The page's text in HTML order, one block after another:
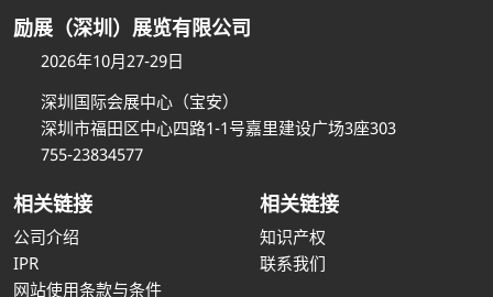
励展（深圳）展览有限公司
2026年10月27-29日
深圳国际会展中心（宝安）
深圳市福田区中心四路1-1号嘉里建设广场3座303
755-23834577
相关链接
公司介绍
IPR
网站使用条款与条件
相关链接
知识产权
联系我们